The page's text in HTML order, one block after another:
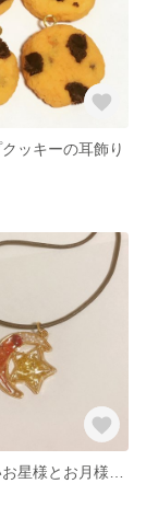
ッキーの耳飾り